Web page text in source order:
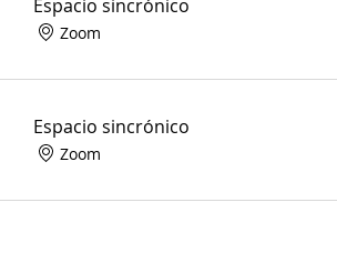
Espacio sincrónico
Zoom
Espacio sincrónico
Zoom